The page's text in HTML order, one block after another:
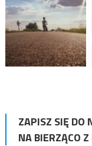
ZAPISZ SIĘ DO
NA BIERZĄCO